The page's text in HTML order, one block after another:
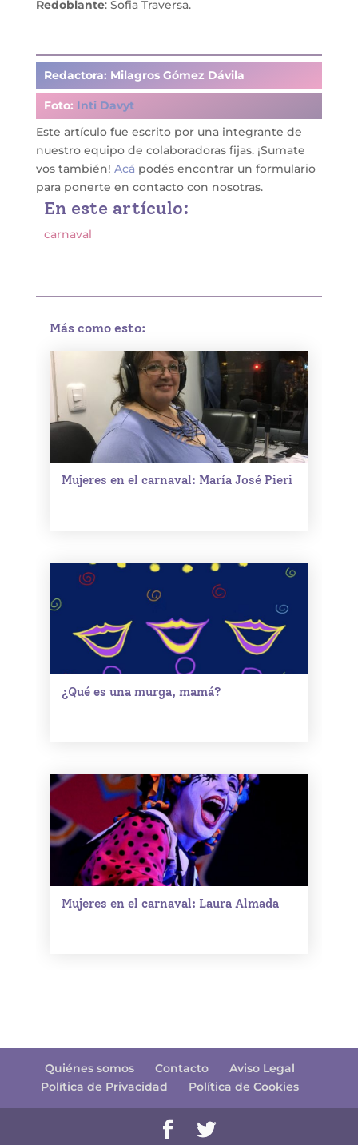
Redoblante: Sofia Traversa.
Redactora: Milagros Gómez Dávila
Foto: Inti Davyt
Este artículo fue escrito por una integrante de
nuestro equipo de colaboradoras fijas. ¡Sumate
vos también! Acá podés encontrar un formulario
para ponerte en contacto con nosotras.
En este artículo:
carnaval
Más como esto:
Mujeres en el carnaval: María José Pieri
¿Qué es una murga, mamá?
Mujeres en el carnaval: Laura Almada
Quiénes somos Contacto
Aviso Legal
Política de Privacidad
Política de Cookies